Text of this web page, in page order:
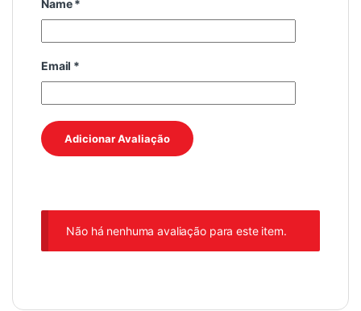
Name*
Email *
Não há nenhuma avaliação para este item.